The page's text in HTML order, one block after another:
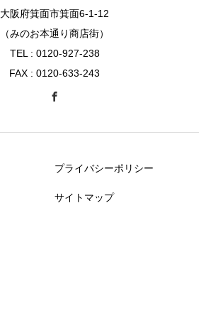
大阪府箕面市箕面6-1-12
（みのお本通り商店街）
TEL : 0120-927-238
FAX : 0120-633-243
プライバシーポリシー
サイトマップ